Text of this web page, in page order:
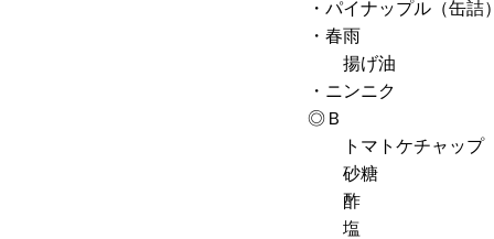
・パイナップル（缶詰
・春雨
揚げ油
・ニンニク
◎Ｂ
トマトケチャップ
砂糖
酢
塩